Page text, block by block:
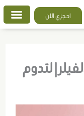
احجزي الآن
| لتدوم